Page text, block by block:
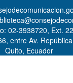
02-3938720, Ext.
entre Av.
Quito, Ecuador